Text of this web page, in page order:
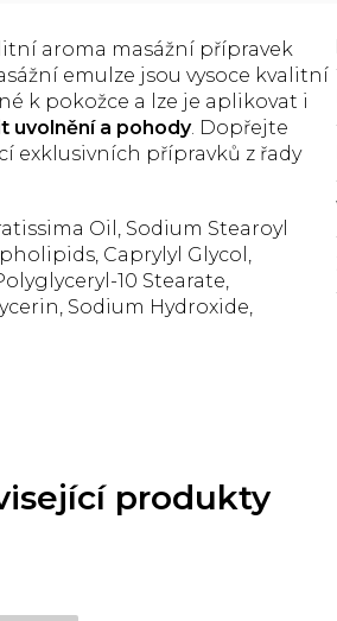
produkty
aroma masážní přípravek
emulze jsou vysoce kvalitní
k pokožce a lze je aplikovat i
uvolnění a pohody. Dopřejte
exklusivních přípravků z řady
Oil, Sodium Stearoyl
Caprylyl Glycol,
10 Stearate,
Sodium Hydroxide,